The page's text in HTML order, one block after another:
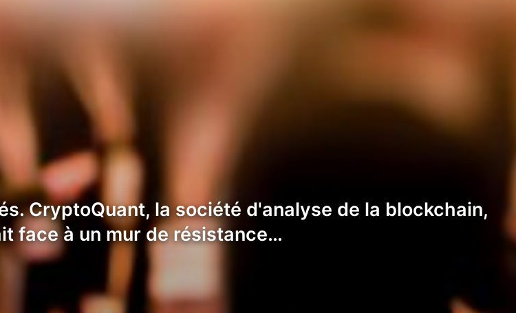
CryptoQuant, la société d'analyse de la blockchain,
face à un mur de résistance…